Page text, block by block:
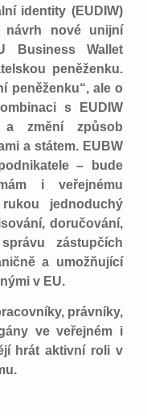
identity (EUDIW)
návrh nové unijní
Business Wallet
peněženku.
peněženku“, ale o
s EUDIW
a změní způsob
a státem. EUBW
– bude
i veřejnému
jednoduchý
doručování,
zástupčích
a umožňující
v EU.
právníky,
ve veřejném i
hrát aktivní roli v